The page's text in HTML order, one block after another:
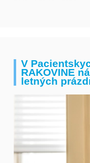
V
RAKOVINE
letných